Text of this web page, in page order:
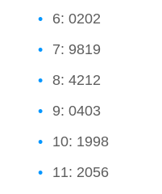
6: 0202
7: 9819
8: 4212
9: 0403
10: 1998
11: 2056